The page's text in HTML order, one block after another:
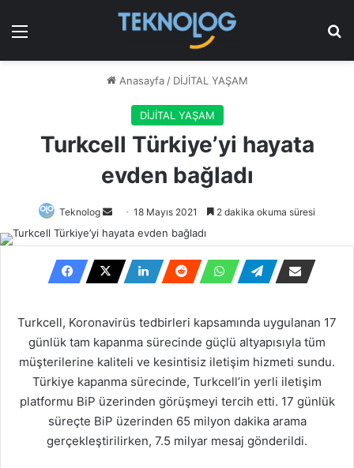
Menü
Anasayfa / DİJİTAL YAŞAM
DİJİTAL YAŞAM
Turkcell Türkiye’yi hayata
evden bağladı
Teknolog
Bir
e-
posta
göndermek
18 Mayıs 2021 2 dakika okuma süresi
Turkcell, Koronavirüs tedbirleri kapsamında uygulanan 17
günlük tam kapanma sürecinde güçlü altyapısıyla tüm
müşterilerine kaliteli ve kesintisiz iletişim hizmeti sundu.
Türkiye kapanma sürecinde, Turkcell’in yerli iletişim
platformu BiP üzerinden görüşmeyi tercih etti. 17 günlük
süreçte BiP üzerinden 65 milyon dakika arama
gerçekleştirilirken, 7.5 milyar mesaj gönderildi.